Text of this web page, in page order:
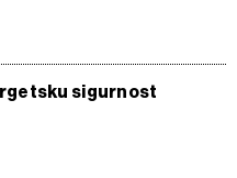
sigurnost